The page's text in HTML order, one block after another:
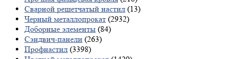
Сварной решетчатый настил (13)
Черный металлопрокат (2932)
Доборные элементы (84)
Сэндвич-панели (263)
Профнастил (3398)